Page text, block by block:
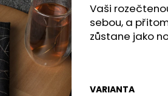
Vaši
sebou, a
zůstane jako
VARIANTA